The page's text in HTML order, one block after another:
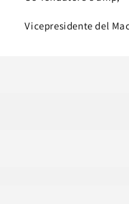
Vicepresidente del